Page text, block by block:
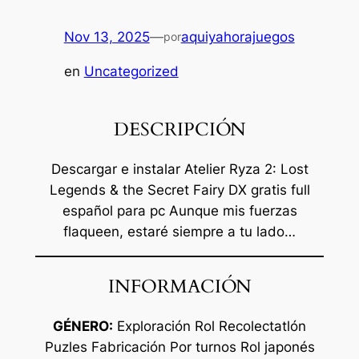
Nov 13, 2025—poraquiyahorajuegos
en Uncategorized
DESCRIPCIÓN
Descargar e instalar Atelier Ryza 2: Lost
Legends & the Secret Fairy DX gratis full
español para pc Aunque mis fuerzas
flaqueen, estaré siempre a tu lado…
INFORMACIÓN
GÉNERO: Exploración Rol Recolectatlón
Puzles Fabricación Por turnos Rol japonés